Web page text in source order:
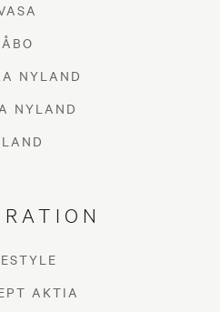
ÅBO
NYLAND
NYLAND
AKTIA